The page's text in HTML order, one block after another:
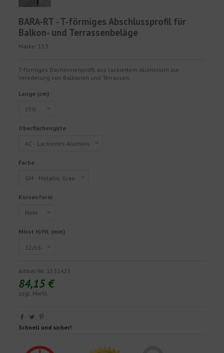
BARA-RT - T-förmiges Abschlussprofil für
Balkon- und Terrassenbeläge
Marke: 153
T-förmiges Dachrinnenprofil aus lackiertem Aluminium zur
Veredelung von Balkonen und Terrassen.
Lange (cm)
Oberflächengüte
Farbe
Kurvenform
Misst H/H1 (mm)
Artikel-Nr. 1531425
84,15 €
zzgl. MwSt.
Schnell und sicher!